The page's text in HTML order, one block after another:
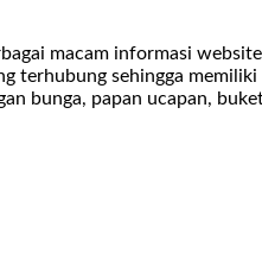
macam informasi
terhubung sehingga
bunga, papan ucapan,